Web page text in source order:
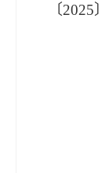
〔2025〕